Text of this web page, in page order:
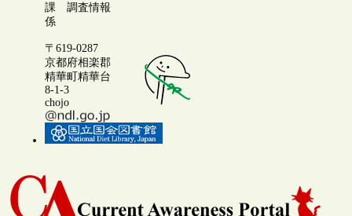
課 調査情報
係
〒619-0287
京都府相楽郡
精華町精華台
8-1-3
chojo